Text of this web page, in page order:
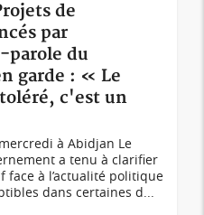
de
par
du
garde : « Le
c'est un
à Abidjan Le
a tenu à clarifier
face à l’actualité politique
dans certaines d...